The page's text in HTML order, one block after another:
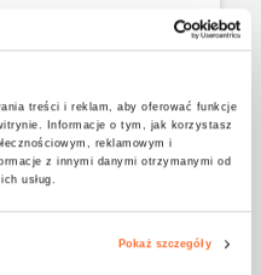
treści i reklam, aby oferować funkcje
Informacje o tym, jak korzystasz
reklamowym i
z innymi danymi otrzymanymi od
usług.
Pokaż szczegóły
курортах,